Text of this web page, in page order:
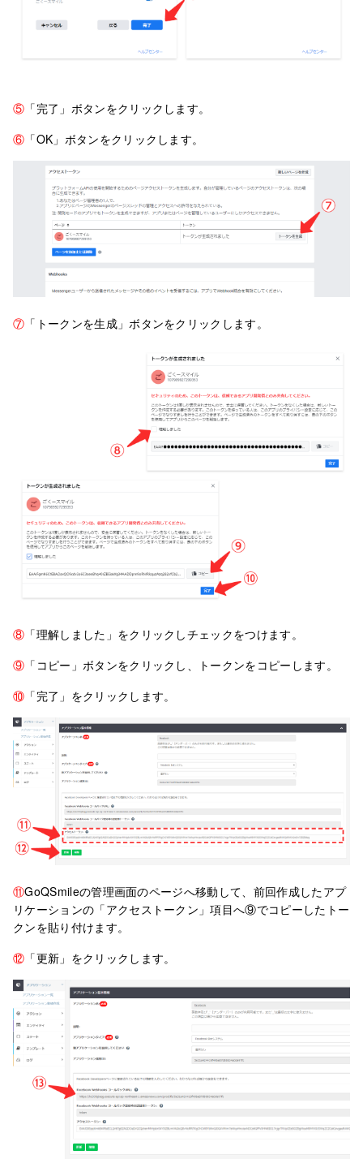
⑤ 「完了」ボタンをクリックします。
⑥ 「OK」ボタンをクリックします。
⑦ 「トークンを生成」ボタンをクリックします。
⑧ 「理解しました」をクリックしチェックをつけます。
⑨ 「コピー」ボタンをクリックし、トークンをコピーします。
⑩ 「完了」をクリックします。
⑪GoQSmileの管理画面のページへ移動して、前回作成したアプ
リケーションの「アクセストークン」項目へ⑨でコピーしたトー
クンを貼り付けます。
⑫ 「更新」をクリックします。